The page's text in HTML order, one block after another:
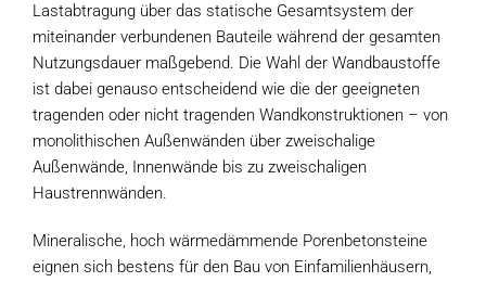
Lastabtragung über das statische Gesamtsystem der
miteinander verbundenen Bauteile während der gesamten
Nutzungsdauer maßgebend. Die Wahl der Wandbaustoffe
ist dabei genauso entscheidend wie die der geeigneten
tragenden oder nicht tragenden Wandkonstruktionen – von
monolithischen Außenwänden über zweischalige
Außenwände, Innenwände bis zu zweischaligen
Haustrennwänden.
Mineralische, hoch wärmedämmende Porenbetonsteine
eignen sich bestens für den Bau von Einfamilienhäusern,